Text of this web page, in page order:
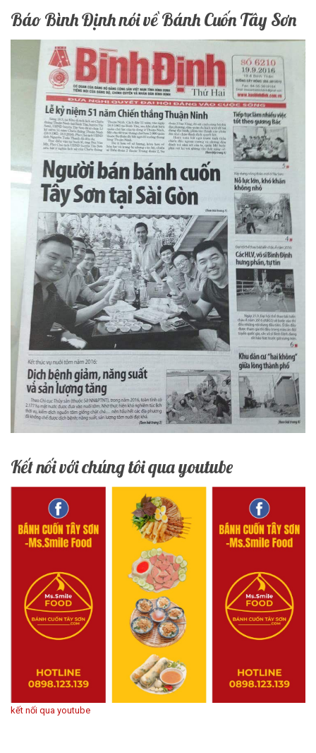
Báo Bình Định nói về Bánh Cuốn Tây Sơn
Kết nối với chúng tôi qua youtube
kết nối qua youtube